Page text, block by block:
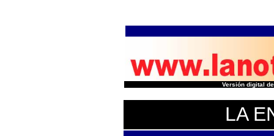
Versión digital
LA